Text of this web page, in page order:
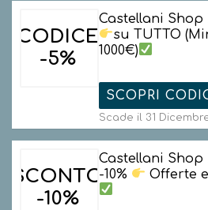
CODICE
-5%
Castellani Shop
su TUTTO
1000€)
SCOPRI
Scade il 31
SCONTO
-10%
Castellani Shop
-10%
Offerte